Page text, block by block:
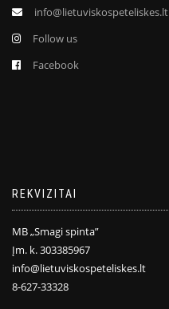
info@lietuviskospeteliskes.lt
Follow us
Facebook
REKVIZITAI
MB „Smagi spinta”
Įm. k. 303385967
info@lietuviskospeteliskes.lt
8-627-33328